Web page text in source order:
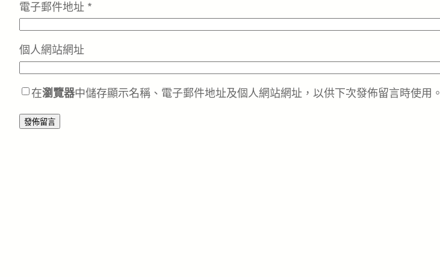
電子郵件地址 *
個人網站網址
在瀏覽器中儲存顯示名稱、電子郵件地址及個人網站網址，以供下次發佈留言時使用。